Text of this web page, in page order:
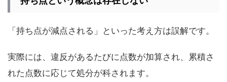
「持ち点が減点される」といった考え方は誤解です。
実際には、違反があるたびに点数が加算され、累積さ
れた点数に応じて処分が科されます。